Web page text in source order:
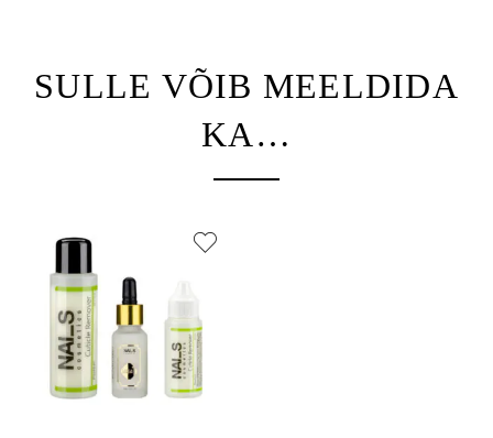
SULLE VÕIB MEELDIDA
KA…